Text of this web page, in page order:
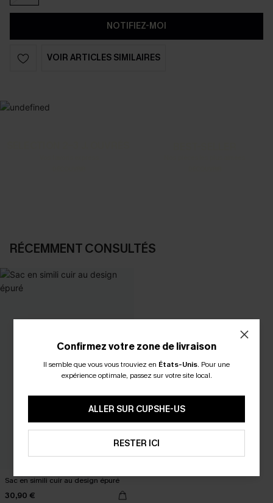
NOTIFIEZ-MOI
VOIR ARTICLES SIMILAIRES
RÉCEMMENT CONSULTÉS
Sac en simili cuir au design épuré
30,90 €
Confirmez votre zone de livraison
Il semble que vous vous trouviez en États-Unis. Pour une
expérience optimale, passez sur votre site local.
ALLER SUR CUPSHE-US
RESTER ICI